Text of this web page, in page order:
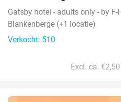
Gatsby hotel - adults only - by F-
Blankenberge (+1 locatie)
Verkocht: 510
Excl. ca.